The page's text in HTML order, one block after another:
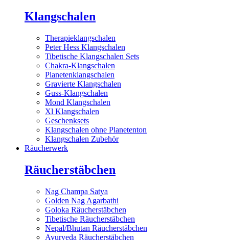
Klangschalen
Therapieklangschalen
Peter Hess Klangschalen
Tibetische Klangschalen Sets
Chakra-Klangschalen
Planetenklangschalen
Gravierte Klangschalen
Guss-Klangschalen
Mond Klangschalen
Xl Klangschalen
Geschenksets
Klangschalen ohne Planetenton
Klangschalen Zubehör
Räucherwerk
Räucherstäbchen
Nag Champa Satya
Golden Nag Agarbathi
Goloka Räucherstäbchen
Tibetische Räucherstäbchen
Nepal/Bhutan Räucherstäbchen
Ayurveda Räucherstäbchen